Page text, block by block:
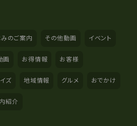
のご案内 その他動画 イベント
画 お得情報 お客様
ズ 地域情報 グルメ おでかけ
紹介